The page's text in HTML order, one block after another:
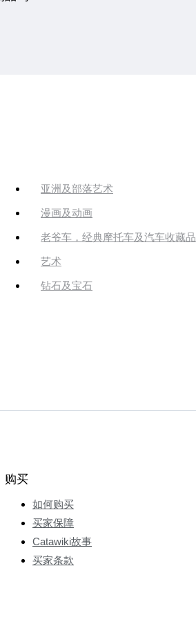
亚洲及部落艺术
漫画及动画
老爷车，经典摩托车及汽车收藏品
艺术
钻石及宝石
购买
如何购买
买家保障
Catawiki故事
买家条款